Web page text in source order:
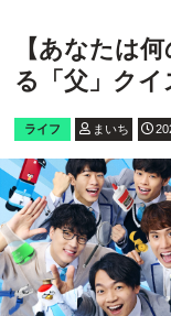
【あなたは
る「父」クイ
ライフ まいち